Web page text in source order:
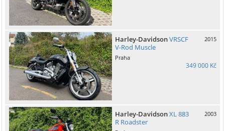
Harley-DavidsonVRSCF
V-Rod Muscle
2015
Praha
349 000 Kč
Harley-DavidsonXL 883
R Roadster
2003